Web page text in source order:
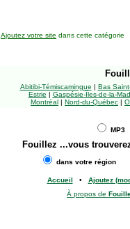
Ajoutez votre site dans cette catégorie
Abitibi-Témiscamingue | Bas
Estrie | Gaspésie-Îles-de-la-
Montréal | Nord-du-Québec |
MP3
Fouillez ...vous
dans votre région
Accueil • Ajoutez
À propos de